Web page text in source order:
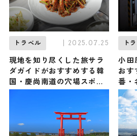
トラベル | 2025.07.25
現地を知り尽くした旅サラ
ダガイドがおすすめする韓
国・慶尚南道の穴場スポッ
ト3選
ト
小田
おす
番・
ころ